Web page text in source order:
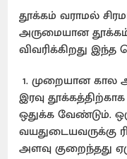
தூக்கம் வராமல்
அருமையான
விவரிக்கிறது இந்த
1. முறையான
இரவு
ஒதுக்க வேண்டும்.
வயதுடையவருக்கு
அளவு குறைந்தது